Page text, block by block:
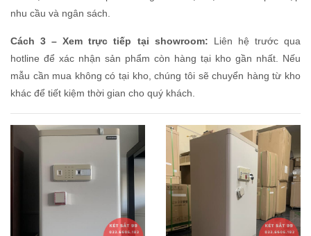
nhu cầu và ngân sách.
Cách 3 – Xem trực tiếp tại showroom: Liên hệ trước qua
hotline để xác nhận sản phẩm còn hàng tại kho gần nhất. Nếu
mẫu cần mua không có tại kho, chúng tôi sẽ chuyển hàng từ kho
khác để tiết kiệm thời gian cho quý khách.